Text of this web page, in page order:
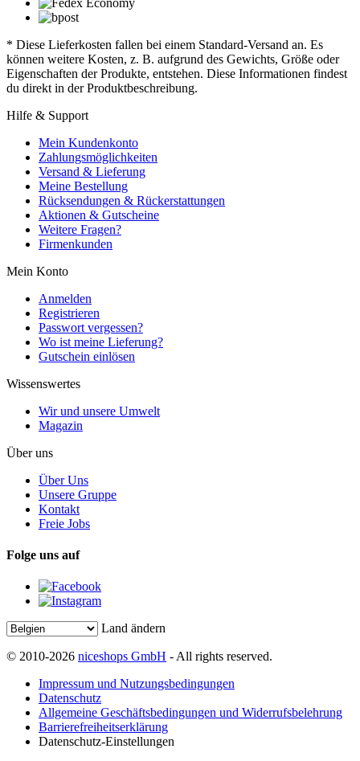
* Diese Lieferkosten fallen bei einem Standard-Versand an. Es
können weitere Kosten, z. B. aufgrund des Gewichts, Größe oder
Eigenschaften der Produkte, entstehen. Diese Informationen findest
du direkt in der Produktbeschreibung.
Hilfe & Support
Mein Kundenkonto
Zahlungsmöglichkeiten
Versand & Lieferung
Meine Bestellung
Rücksendungen & Rückerstattungen
Aktionen & Gutscheine
Weitere Fragen?
Firmenkunden
Mein Konto
Anmelden
Registrieren
Passwort vergessen?
Wo ist meine Lieferung?
Gutschein einlösen
Wissenswertes
Wir und unsere Umwelt
Magazin
Über uns
Über Uns
Unsere Gruppe
Kontakt
Freie Jobs
Folge uns auf
Land ändern
© 2010-2026 niceshops GmbH - All rights reserved.
Impressum und Nutzungsbedingungen
Datenschutz
Allgemeine Geschäftsbedingungen und Widerrufsbelehrung
Barrierefreiheitserklärung
Datenschutz-Einstellungen